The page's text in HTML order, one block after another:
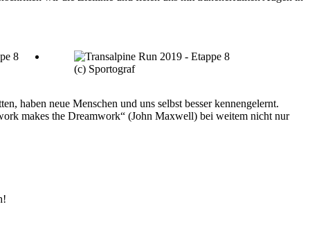
(c) Sportograf
haben neue Menschen und uns selbst besser kennengelernt.
makes the Dreamwork“ (John Maxwell) bei weitem nicht nur